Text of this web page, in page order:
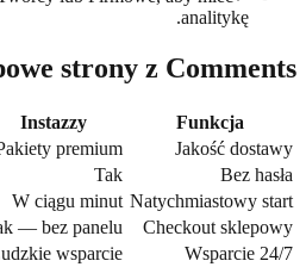
analitykę.
typowe strony z
Funkcja
Instazzy
Jakość
Pakiety premium
Bez
W ciągu minut
Checkout
Tak — bez panelu
Ludzkie wsparcie